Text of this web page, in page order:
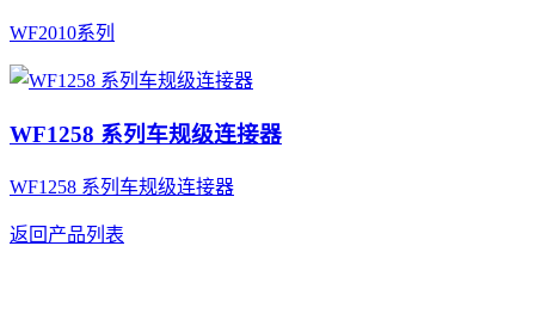
WF2010系列
WF1258 系列车规级连接器
WF1258 系列车规级连接器
返回产品列表